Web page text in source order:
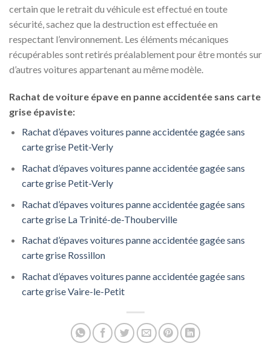
certain que le retrait du véhicule est effectué en toute
sécurité, sachez que la destruction est effectuée en
respectant l’environnement. Les éléments mécaniques
récupérables sont retirés préalablement pour être montés sur
d’autres voitures appartenant au même modèle.
Rachat de voiture épave en panne accidentée sans carte
grise épaviste:
Rachat d’épaves voitures panne accidentée gagée sans
carte grise Petit-Verly
Rachat d’épaves voitures panne accidentée gagée sans
carte grise Petit-Verly
Rachat d’épaves voitures panne accidentée gagée sans
carte grise La Trinité-de-Thouberville
Rachat d’épaves voitures panne accidentée gagée sans
carte grise Rossillon
Rachat d’épaves voitures panne accidentée gagée sans
carte grise Vaire-le-Petit